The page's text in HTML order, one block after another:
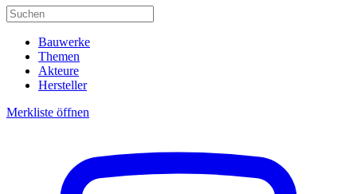
Bauwerke
Themen
Akteure
Hersteller
Merkliste öffnen